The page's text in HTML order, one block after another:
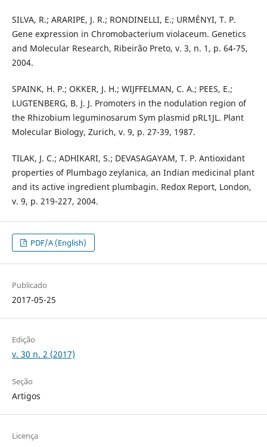
SILVA, R.; ARARIPE, J. R.; RONDINELLI, E.; URMÉNYI, T. P.
Gene expression in Chromobacterium violaceum. Genetics
and Molecular Research, Ribeirão Preto, v. 3, n. 1, p. 64-75,
2004.
SPAINK, H. P.; OKKER, J. H.; WIJFFELMAN, C. A.; PEES, E.;
LUGTENBERG, B. J. J. Promoters in the nodulation region of
the Rhizobium leguminosarum Sym plasmid pRL1JL. Plant
Molecular Biology, Zurich, v. 9, p. 27-39, 1987.
TILAK, J. C.; ADHIKARI, S.; DEVASAGAYAM, T. P. Antioxidant
properties of Plumbago zeylanica, an Indian medicinal plant
and its active ingredient plumbagin. Redox Report, London,
v. 9, p. 219-227, 2004.
PDF/A (English)
Publicado
2017-05-25
Edição
v. 30 n. 2 (2017)
Seção
Artigos
Licença